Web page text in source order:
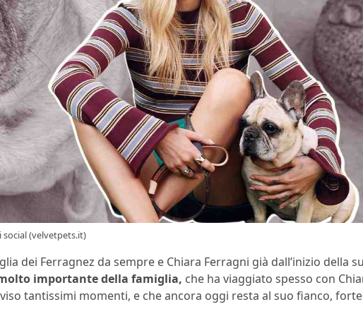
(velvetpets.it)
dei Ferragnez da sempre e Chiara Ferragni già dall’inizio della
importante della famiglia, che ha viaggiato spesso con
tantissimi momenti, e che ancora oggi resta al suo fianco,